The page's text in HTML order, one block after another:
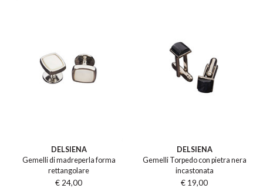
DELSIENA
Gemelli di madreperla forma
rettangolare
€ 24,00
DELSIENA
Gemelli Torpedo con pietra nera
incastonata
€ 19,00